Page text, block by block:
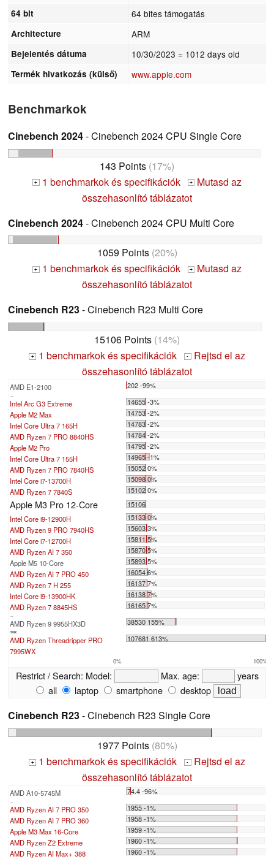
64 bit 64 bites támogatás
Architecture ARM
Bejelentés dátuma 10/30/2023 = 1012 days old
Termék hivatkozás (külső) www.apple.com
Benchmarkok
Cinebench 2024- Cinebench 2024 CPU Single Core
143 Points (17%)
+ 1 benchmarkok és specifikációk +
Mutasd az
összehasonlító táblázatot
Cinebench 2024- Cinebench 2024 CPU Multi Core
1059 Points(20%)
+ 1 benchmarkok és specifikációk +
Mutasd az
összehasonlító táblázatot
Cinebench R23- Cinebench R23 Multi Core
15106 Points (14%)
+ 1 benchmarkok és specifikációk - Rejtsd el az
összehasonlító táblázatot
AMD E1-2100 202 -99%
...
Intel Arc G3 Extreme
14655 -3%
Apple M2 Max
14753 -2%
Intel Core Ultra 7 165H
14783 -2%
AMD Ryzen 7 PRO 8840HS
14784 -2%
Apple M2 Pro
14795 -2%
Intel Core Ultra 7 155H
14965 -1%
AMD Ryzen 7 PRO 7840HS
15052 0%
Intel Core i7-13700H
15098 0%
AMD Ryzen 7 7840S
15102 0%
Apple M3 Pro 12-Core
15106
Intel Core i9-12900H
15133 0%
AMD Ryzen 9 PRO 7940HS
15603 3%
Intel Core i7-12700H
15811 5%
AMD Ryzen AI 7 350
15870 5%
Apple M5 10-Core
15893 5%
AMD Ryzen AI 7 PRO 450
16054 6%
AMD Ryzen 7 H 255
16137 7%
Intel Core i9-13900HK
16138 7%
AMD Ryzen 7 8845HS
16165 7%
...
AMD Ryzen 9 9955HX3D 38530 155%
max:
AMD Ryzen Threadripper PRO
7995WX
107681 613%
0% 100%
Restrict / Search: Model: Max. age:
years
all
laptop smartphone desktop
Cinebench R23- Cinebench R23 Single Core
1977 Points(80%)
+ 1 benchmarkok és specifikációk - Rejtsd el az
összehasonlító táblázatot
AMD A10-5745M 74.4 -96%
...
AMD Ryzen AI 7 PRO 350
1955 -1%
AMD Ryzen AI 7 PRO 360
1958 -1%
Apple M3 Max 16-Core
1959 -1%
AMD Ryzen Z2 Extreme
1960 -1%
AMD Ryzen AI Max+ 388
1960 -1%